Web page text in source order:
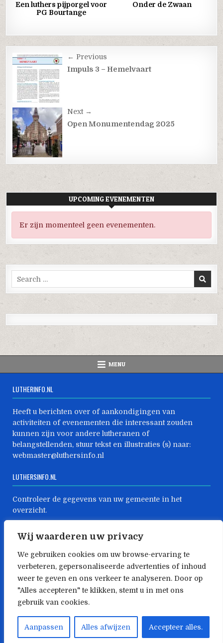
Wij waarderen uw privacy
We gebruiken cookies om uw browse-ervaring te
verbeteren, gepersonaliseerde advertenties of inhoud
weer te geven en ons verkeer te analyseren. Door op
"Alles accepteren" te klikken, stemt u in met ons
gebruik van cookies.
Aanpassen Alles afwijzen Accepteer alles.
Een luthers pijporgel voor
PG Bourtange
Onder de Zwaan
Post
navigation
← Previous
Impuls 3 – Hemelvaart
Next →
Open Monumentendag 2025
UPCOMING EVENEMENTEN
Er zijn momenteel geen evenementen.
Search
for:
MENU
LUTHERINFO.NL
Heeft u berichten over of aankondigingen van
activiteiten of evenementen die interessant zouden
kunnen zijn voor andere lutheranen of
belangstellenden, stuur tekst en illustraties (s) naar:
webmaster@luthersinfo.nl
LUTHERSINFO.NL
Controleer de gegevens van uw gemeente in het
overzicht.
webmaster@luthersinfo.nl
LUTHERSINFO.NL
Heeft u ideeën om deze website verder uit te bouwen,
laat het ons weten: webmaster@luthersinfo.nl
Copyright © 2026 Luthersinfo.nl – deze website wordt
gesponsord door CoBITS.nl